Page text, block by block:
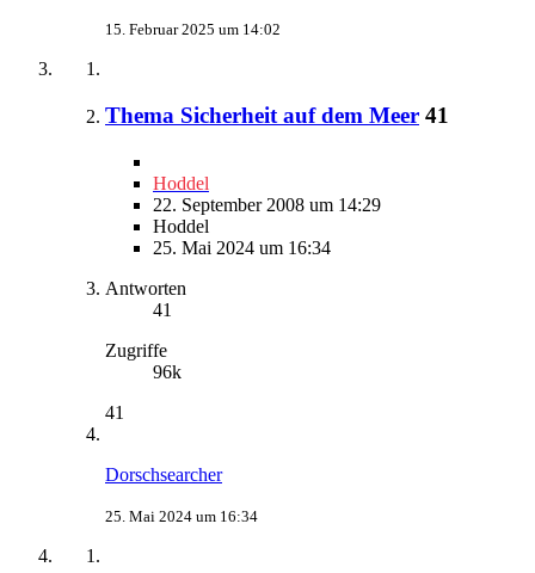
15. Februar 2025 um 14:02
Thema Sicherheit auf dem Meer 41
Hoddel
22. September 2008 um 14:29
Hoddel
25. Mai 2024 um 16:34
Antworten
41
Zugriffe
96k
41
Dorschsearcher
25. Mai 2024 um 16:34